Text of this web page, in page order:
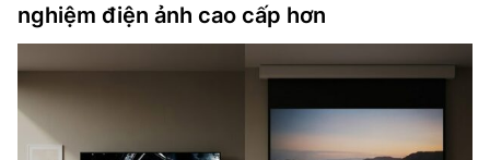
nghiệm điện ảnh cao cấp hơn